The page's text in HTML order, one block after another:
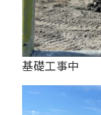
基礎工事中